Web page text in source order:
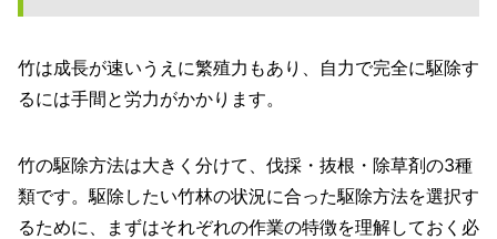
竹は成長が速いうえに繁殖力もあり、自力で完全に駆除す
るには手間と労力がかかります。
竹の駆除方法は大きく分けて、伐採・抜根・除草剤の3種
類です。駆除したい竹林の状況に合った駆除方法を選択す
るために、まずはそれぞれの作業の特徴を理解しておく必